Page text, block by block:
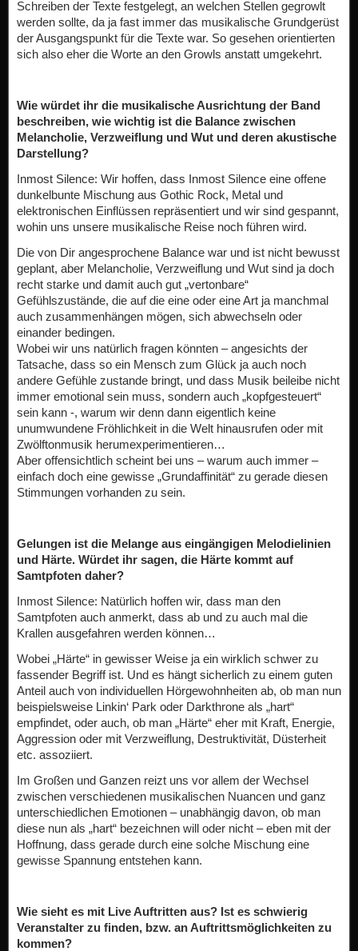
Schreiben der Texte festgelegt, an welchen Stellen gegrowlt
werden sollte, da ja fast immer das musikalische Grundgerüst
der Ausgangspunkt für die Texte war. So gesehen orientierten
sich also eher die Worte an den Growls anstatt umgekehrt.
Wie würdet ihr die musikalische Ausrichtung der Band
beschreiben, wie wichtig ist die Balance zwischen
Melancholie, Verzweiflung und Wut und deren akustische
Darstellung?
Inmost Silence: Wir hoffen, dass Inmost Silence eine offene
dunkelbunte Mischung aus Gothic Rock, Metal und
elektronischen Einflüssen repräsentiert und wir sind gespannt,
wohin uns unsere musikalische Reise noch führen wird.
Die von Dir angesprochene Balance war und ist nicht bewusst
geplant, aber Melancholie, Verzweiflung und Wut sind ja doch
recht starke und damit auch gut „vertonbare“
Gefühlszustände, die auf die eine oder eine Art ja manchmal
auch zusammenhängen mögen, sich abwechseln oder
einander bedingen.
Wobei wir uns natürlich fragen könnten – angesichts der
Tatsache, dass so ein Mensch zum Glück ja auch noch
andere Gefühle zustande bringt, und dass Musik beileibe nicht
immer emotional sein muss, sondern auch „kopfgesteuert“
sein kann -, warum wir denn dann eigentlich keine
unumwundene Fröhlichkeit in die Welt hinausrufen oder mit
Zwölftonmusik herumexperimentieren…
Aber offensichtlich scheint bei uns – warum auch immer –
einfach doch eine gewisse „Grundaffinität“ zu gerade diesen
Stimmungen vorhanden zu sein.
Gelungen ist die Melange aus eingängigen Melodielinien
und Härte. Würdet ihr sagen, die Härte kommt auf
Samtpfoten daher?
Inmost Silence: Natürlich hoffen wir, dass man den
Samtpfoten auch anmerkt, dass ab und zu auch mal die
Krallen ausgefahren werden können…
Wobei „Härte“ in gewisser Weise ja ein wirklich schwer zu
fassender Begriff ist. Und es hängt sicherlich zu einem guten
Anteil auch von individuellen Hörgewohnheiten ab, ob man nun
beispielsweise Linkin‘ Park oder Darkthrone als „hart“
empfindet, oder auch, ob man „Härte“ eher mit Kraft, Energie,
Aggression oder mit Verzweiflung, Destruktivität, Düsterheit
etc. assoziiert.
Im Großen und Ganzen reizt uns vor allem der Wechsel
zwischen verschiedenen musikalischen Nuancen und ganz
unterschiedlichen Emotionen – unabhängig davon, ob man
diese nun als „hart“ bezeichnen will oder nicht – eben mit der
Hoffnung, dass gerade durch eine solche Mischung eine
gewisse Spannung entstehen kann.
Wie sieht es mit Live Auftritten aus? Ist es schwierig
Veranstalter zu finden, bzw. an Auftrittsmöglichkeiten zu
kommen?